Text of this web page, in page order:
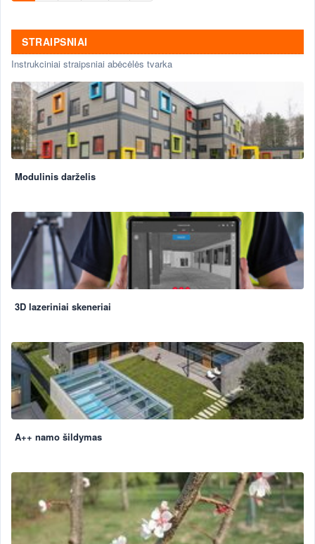
STRAIPSNIAI
Instrukciniai straipsniai abėcėlės tvarka
Modulinis darželis
3D lazeriniai skeneriai
A++ namo šildymas